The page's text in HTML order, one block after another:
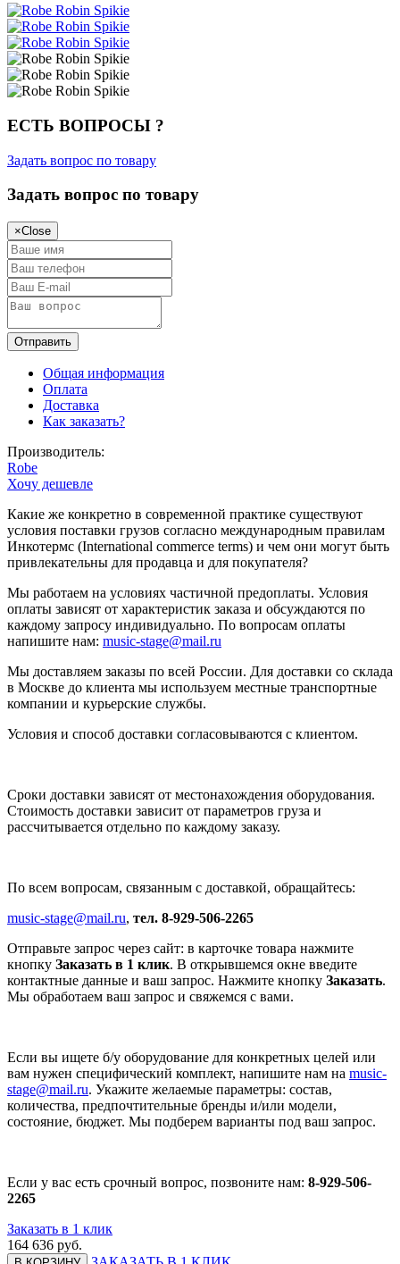
ЕСТЬ ВОПРОСЫ ?
Задать вопрос по товару
Задать вопрос по товару
×Close
Общая информация
Оплата
Доставка
Как заказать?
Производитель:
Robe
Хочу дешевле
Какие же конкретно в современной практике существуют
условия поставки грузов согласно международным правилам
Инкотермс (International commerce terms) и чем они могут быть
привлекательны для продавца и для покупателя?
Мы работаем на условиях частичной предоплаты. Условия
оплаты зависят от характеристик заказа и обсуждаются по
каждому запросу индивидуально. По вопросам оплаты
напишите нам: music-stage@mail.ru
Мы доставляем заказы по всей России. Для доставки со склада
в Москве до клиента мы используем местные транспортные
компании и курьерские службы.
Условия и способ доставки согласовываются с клиентом.
Сроки доставки зависят от местонахождения оборудования.
Стоимость доставки зависит от параметров груза и
рассчитывается отдельно по каждому заказу.
По всем вопросам, связанным с доставкой, обращайтесь:
music-stage@mail.ru, тел. 8-929-506-2265
Отправьте запрос через сайт: в карточке товара нажмите
кнопку Заказать в 1 клик. В открывшемся окне введите
контактные данные и ваш запрос. Нажмите кнопку Заказать.
Мы обработаем ваш запрос и свяжемся с вами.
Если вы ищете б/у оборудование для конкретных целей или
вам нужен специфический комплект, напишите нам на music-
stage@mail.ru. Укажите желаемые параметры: состав,
количества, предпочтительные бренды и/или модели,
состояние, бюджет. Мы подберем варианты под ваш запрос.
Если у вас есть срочный вопрос, позвоните нам: 8-929-506-
2265
Заказать в 1 клик
164 636 руб.